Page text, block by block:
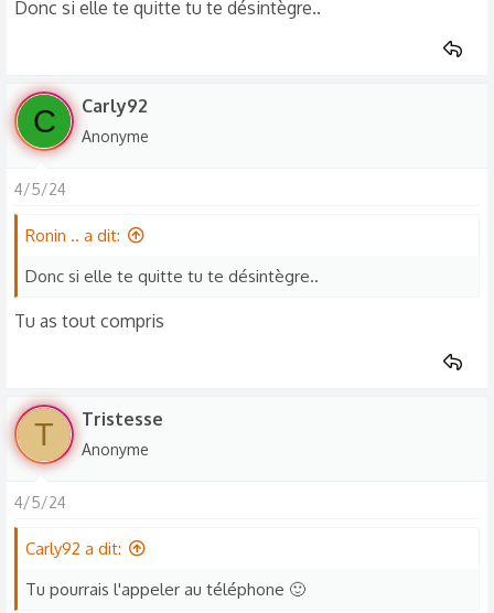
n
:
Donc si elle te quitte tu te désintègre..
C Carly92
Anonyme
4/5/24
Ronin .. a dit:
Donc si elle te quitte tu te désintègre..
Tu as tout compris
T Tristesse
Anonyme
4/5/24
Carly92 a dit:
Tu pourrais l'appeler au téléphone 🙂